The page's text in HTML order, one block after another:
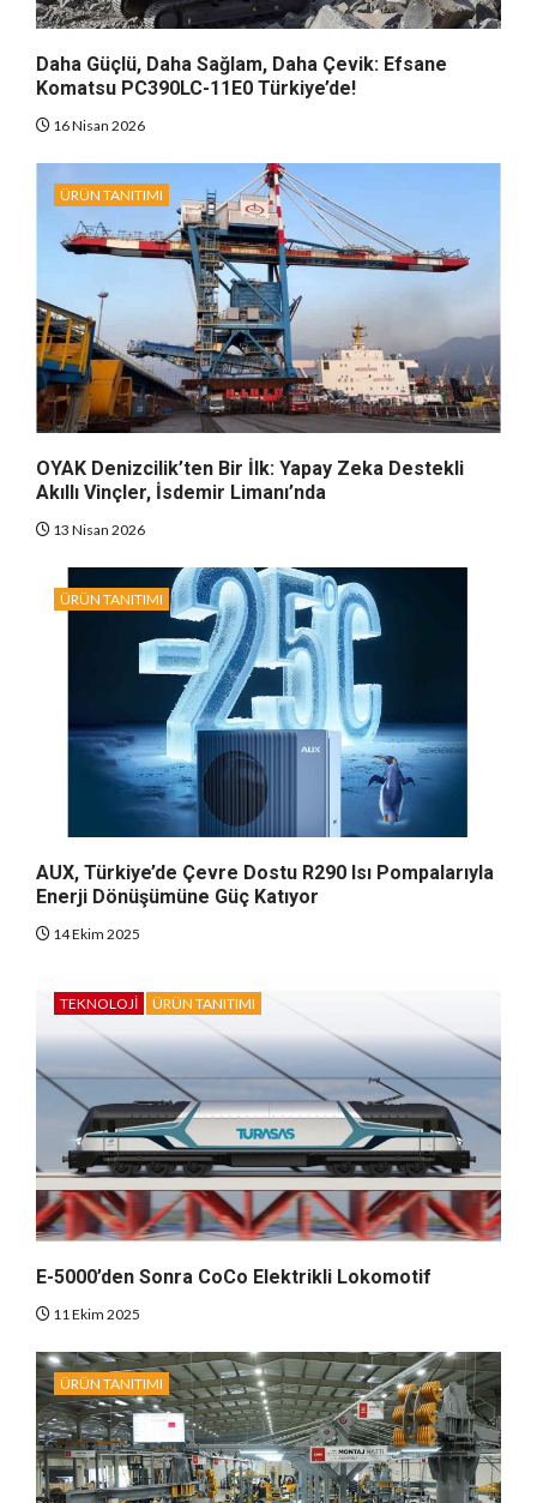
Daha Güçlü, Daha Sağlam, Daha Çevik: Efsane
Komatsu PC390LC-11E0 Türkiye’de!
16 Nisan 2026
ÜRÜN TANITIMI
OYAK Denizcilik’ten Bir İlk: Yapay Zeka Destekli
Akıllı Vinçler, İsdemir Limanı’nda
13 Nisan 2026
ÜRÜN TANITIMI
AUX, Türkiye’de Çevre Dostu R290 Isı Pompalarıyla
Enerji Dönüşümüne Güç Katıyor
14 Ekim 2025
TEKNOLOJI ÜRÜN TANITIMI
E-5000’den Sonra CoCo Elektrikli Lokomotif
11 Ekim 2025
ÜRÜN TANITIMI